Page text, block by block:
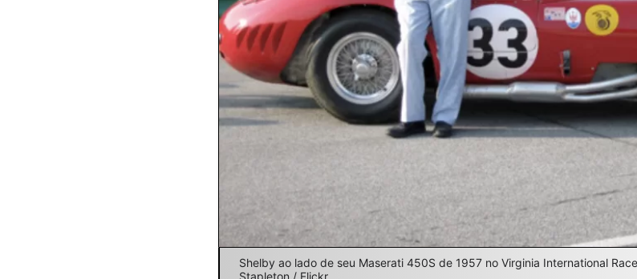
Shelby ao lado de seu Maserati 450S de 1957 no Virginia International
Stapleton / Flickr